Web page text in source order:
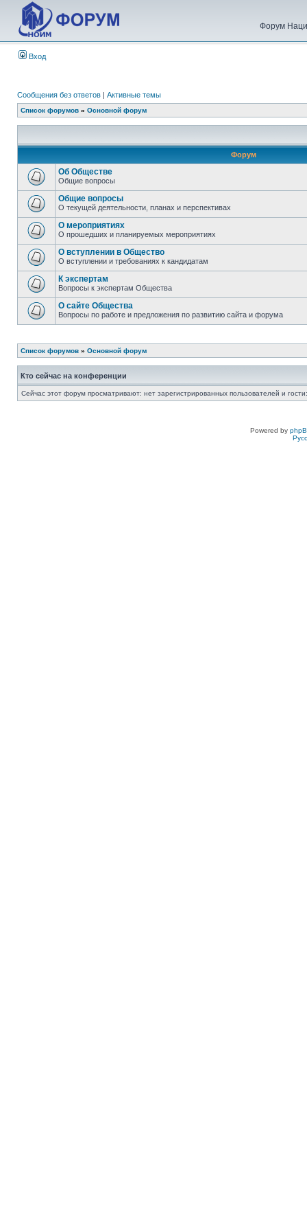
Форум
Вход
Сообщения без ответов | Активные темы
Список форумов » Основной форум
Форум
Об Обществе
Общие вопросы
Общие вопросы
О текущей деятельности, планах и перспективах
О мероприятиях
О прошедших и планируемых мероприятиях
О вступлении в Общество
О вступлении и требованиях к кандидатам
К экспертам
Вопросы к экспертам Общества
О сайте Общества
Вопросы по работе и предложения по развитию сайта и форума
Список форумов » Основной форум
Кто сейчас на конференции
Сейчас этот форум просматривают: нет зарегистрированных пользователей и
Powered by